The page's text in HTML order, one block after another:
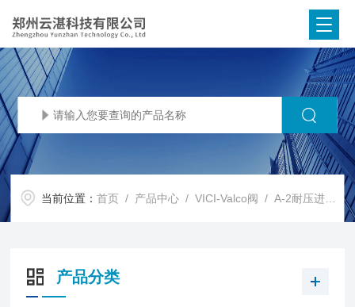
当前位置：首页 / 产品中心 /VICI-Valco阀 /A-2耐压进样针
产品分类